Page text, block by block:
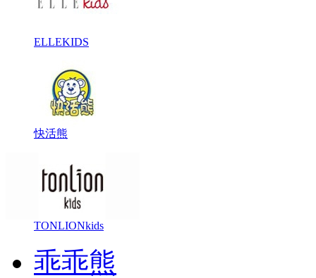
ELLEKIDS
快活熊
TONLIONkids
乖乖熊